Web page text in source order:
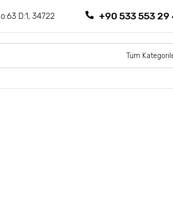
D:1, 34722 +90 533 553 29
Tüm